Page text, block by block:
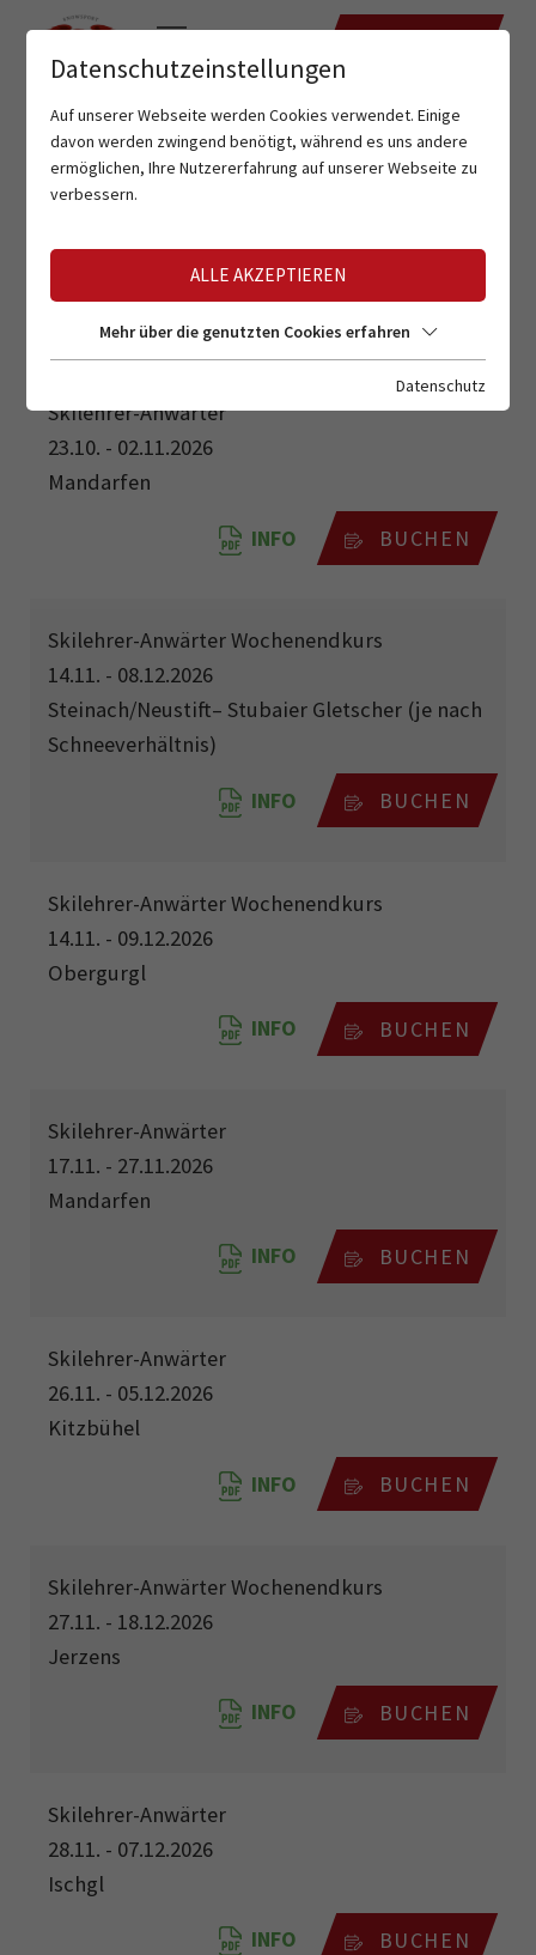
SKILEHRER-ANWÄRTER
Skilehrer-Anwärter
23.10. - 02.11.2026
Mandarfen
INFO BUCHEN
Skilehrer-Anwärter Wochenendkurs
14.11. - 08.12.2026
Steinach/Neustift– Stubaier Gletscher (je nach
Schneeverhältnis)
INFO BUCHEN
Skilehrer-Anwärter Wochenendkurs
14.11. - 09.12.2026
Obergurgl
INFO BUCHEN
Skilehrer-Anwärter
17.11. - 27.11.2026
Mandarfen
INFO BUCHEN
Skilehrer-Anwärter
26.11. - 05.12.2026
Kitzbühel
INFO BUCHEN
Skilehrer-Anwärter Wochenendkurs
27.11. - 18.12.2026
Jerzens
INFO BUCHEN
Skilehrer-Anwärter
28.11. - 07.12.2026
Ischgl
INFO BUCHEN
Datenschutzeinstellungen
Auf unserer Webseite werden Cookies verwendet. Einige
davon werden zwingend benötigt, während es uns andere
ermöglichen, Ihre Nutzererfahrung auf unserer Webseite zu
verbessern.
ALLE AKZEPTIEREN
Mehr über die genutzten Cookies erfahren
Datenschutz